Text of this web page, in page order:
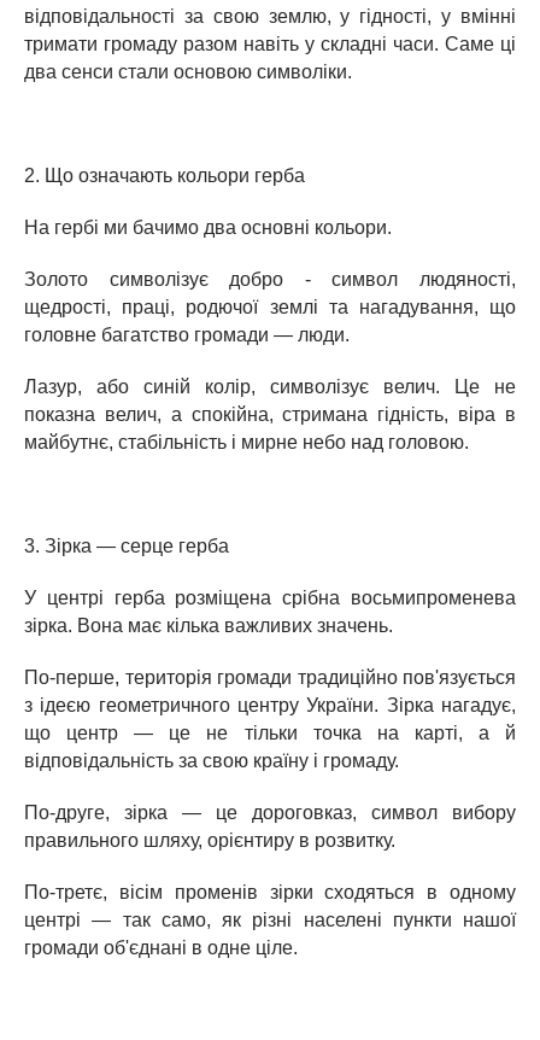
відповідальності за свою землю, у гідності, у вмінні
тримати громаду разом навіть у складні часи. Саме ці
два сенси стали основою символіки.
2. Що означають кольори герба
На гербі ми бачимо два основні кольори.
Золото символізує добро - символ людяності,
щедрості, праці, родючої землі та нагадування, що
головне багатство громади — люди.
Лазур, або синій колір, символізує велич. Це не
показна велич, а спокійна, стримана гідність, віра в
майбутнє, стабільність і мирне небо над головою.
3. Зірка — серце герба
У центрі герба розміщена срібна восьмипроменева
зірка. Вона має кілька важливих значень.
По-перше, територія громади традиційно пов'язується
з ідеєю геометричного центру України. Зірка нагадує,
що центр — це не тільки точка на карті, а й
відповідальність за свою країну і громаду.
По-друге, зірка — це дороговказ, символ вибору
правильного шляху, орієнтиру в розвитку.
По-третє, вісім променів зірки сходяться в одному
центрі — так само, як різні населені пункти нашої
громади об'єднані в одне ціле.